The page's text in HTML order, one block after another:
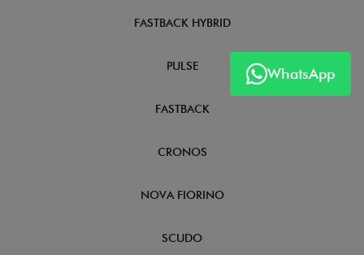
WhatsApp
FASTBACK HYBRID
PULSE
FASTBACK
CRONOS
NOVA FIORINO
SCUDO